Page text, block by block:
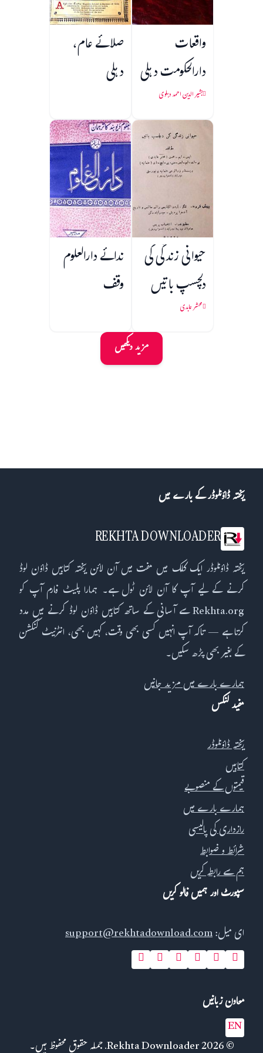
واقعات
دارالحکومت دہلی
بشیر الدین احمد دہلوی
صلائے عام،
دہلی
حیوانی زندگی کی
دلچسپ باتیں
محشر عابدی
ندائے دارالعلوم
وقف
مزید دیکھیں
ریختہ ڈاؤنلوڈر کے بارے میں
REKHTA DOWNLOADER
ریختہ ڈاؤنلوڈر ایک کلک میں مفت میں آن لائن ریختہ کتابیں ڈاؤن لوڈ
کرنے کے لیے آپ کا آن لائن ٹول ہے۔ ہمارا پلیٹ فارم آپ کو
Rekhta.org سے آسانی کے ساتھ کتابیں ڈاؤن لوڈ کرنے میں مدد
کرتا ہے — تاکہ آپ انہیں کسی بھی وقت، کہیں بھی، انٹرنیٹ کنکشن
کے بغیر بھی پڑھ سکیں۔
ہمارے بارے میں مزید جانیں
مفید لنکس
ریختہ ڈاؤنلوڈر
کتابیں
قیمتوں کے منصوبے
ہمارے بارے میں
رازداری کی پالیسی
شرائط و ضوابط
ہم سے رابطہ کریں
سپورٹ اور ہمیں فالو کریں
ای میل:support@rekhtadownload.com
معاون زبانیں
EN